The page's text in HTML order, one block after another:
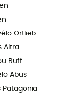
Ortlieb
Altra
Buff
Abus
Patagonia